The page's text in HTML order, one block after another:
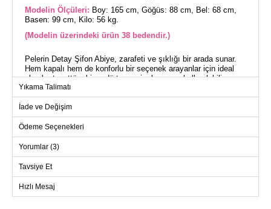
Modelin Ölçüleri: Boy: 165 cm, Göğüs: 88 cm, Bel: 68 cm,
Basen: 99 cm, Kilo: 56 kg.
(Modelin üzerindeki ürün 38 bedendir.)
Pelerin Detay Şifon Abiye, zarafeti ve şıklığı bir arada sunar.
Hem kapalı hem de konforlu bir seçenek arayanlar için ideal
olan bu tesettür abiye, dört mevsim boyunca kullanılabilir.
Sadece kuru temizleme ile bakımı yapılabilen şifon kumaş,
hafif ve şık bir görünüm sağlar. Hakim yaka ve astarlı
dizaynıyla dikkat çekici bir siluet sergiler. Sırttan fermuar
detayı ise giyimi kolaylaştırır. Modelin üzerindeki 38 beden
ölçüleriyle göz dolduran abiye, sim detaylarıyla göz kamaştırır.
Pelerin: 159 cm
(CM)
Yıkama Talimatı
İade ve Değişim
Ödeme Seçenekleri
Yorumlar (3)
Tavsiye Et
Hızlı Mesaj